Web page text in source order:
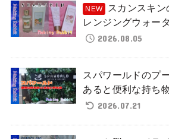
スカンスキン
レンジングウォー
2026.08.05
スパワールドのプ
あると便利な持ち
2026.07.21